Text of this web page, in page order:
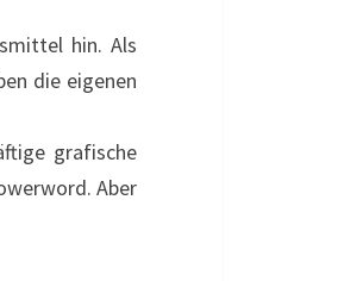
hin. Als
die eigenen
grafische
Aber